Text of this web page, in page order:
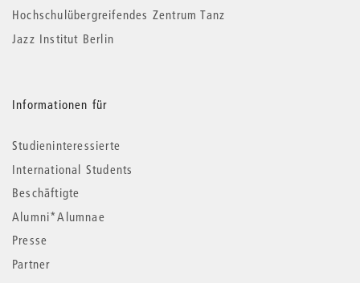
Hochschulübergreifendes Zentrum Tanz
Jazz Institut Berlin
Informationen für
Studieninteressierte
International Students
Beschäftigte
Alumni*Alumnae
Presse
Partner